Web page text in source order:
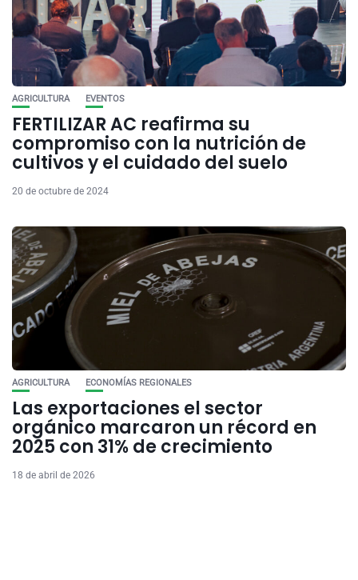
AGRICULTURA EVENTOS
FERTILIZAR AC reafirma su
compromiso con la nutrición de
cultivos y el cuidado del suelo
20 de octubre de 2024
AGRICULTURA ECONOMÍAS REGIONALES
Las exportaciones el sector
orgánico marcaron un récord en
2025 con 31% de crecimiento
18 de abril de 2026